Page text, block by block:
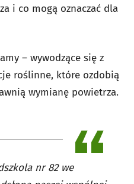
i co mogą oznaczać dla
– wywodzące się z
roślinne, które ozdobią
wymianę powietrza.
nr 82 we